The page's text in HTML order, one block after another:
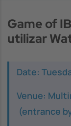
Game of
utilizar
Date:
Venue:
(entrance